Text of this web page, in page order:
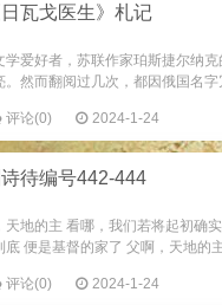
瓦戈医生》札记
爱好者，苏联作家珀斯捷尔纳
。然而翻阅过几次，都因俄国名
评论(0) 2024-1-24
待编号442-444
地的主 看哪，我们若将起初确
便是基督的家了 父啊，天地的
评论(0) 2024-1-24